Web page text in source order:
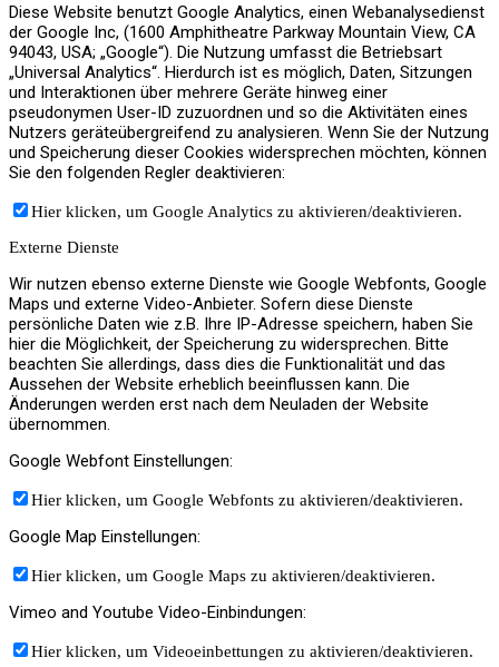
Menü Menü
Diese Website benutzt Google Analytics, einen Webanalysedienst
der Google Inc, (1600 Amphitheatre Parkway Mountain View, CA
94043, USA; „Google“). Die Nutzung umfasst die Betriebsart
„Universal Analytics“. Hierdurch ist es möglich, Daten, Sitzungen
und Interaktionen über mehrere Geräte hinweg einer
pseudonymen User-ID zuzuordnen und so die Aktivitäten eines
Nutzers geräteübergreifend zu analysieren. Wenn Sie der Nutzung
und Speicherung dieser Cookies widersprechen möchten, können
Sie den folgenden Regler deaktivieren:
Hier klicken, um Google Analytics zu aktivieren/deaktivieren.
Externe Dienste
Wir nutzen ebenso externe Dienste wie Google Webfonts, Google
Maps und externe Video-Anbieter. Sofern diese Dienste
persönliche Daten wie z.B. Ihre IP-Adresse speichern, haben Sie
hier die Möglichkeit, der Speicherung zu widersprechen. Bitte
beachten Sie allerdings, dass dies die Funktionalität und das
Aussehen der Website erheblich beeinflussen kann. Die
Änderungen werden erst nach dem Neuladen der Website
übernommen.
Google Webfont Einstellungen:
Hier klicken, um Google Webfonts zu aktivieren/deaktivieren.
Google Map Einstellungen:
Hier klicken, um Google Maps zu aktivieren/deaktivieren.
Vimeo and Youtube Video-Einbindungen:
Hier klicken, um Videoeinbettungen zu aktivieren/deaktivieren.